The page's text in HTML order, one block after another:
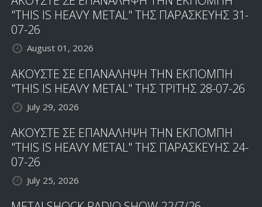
"THIS IS HEAVY METAL" ΤΗΣ ΠΑΡΑΣΚΕΥΗΣ 31-
07-26
August 01, 2026
ΑΚΟΥΣΤΕ ΣΕ ΕΠΑΝΑΛΗΨΗ ΤΗΝ ΕΚΠΟΜΠΗ
"THIS IS HEAVY METAL" ΤΗΣ ΤΡΙΤΗΣ 28-07-26
July 29, 2026
ΑΚΟΥΣΤΕ ΣΕ ΕΠΑΝΑΛΗΨΗ ΤΗΝ ΕΚΠΟΜΠΗ
"THIS IS HEAVY METAL" ΤΗΣ ΠΑΡΑΣΚΕΥΗΣ 24-
07-26
July 25, 2026